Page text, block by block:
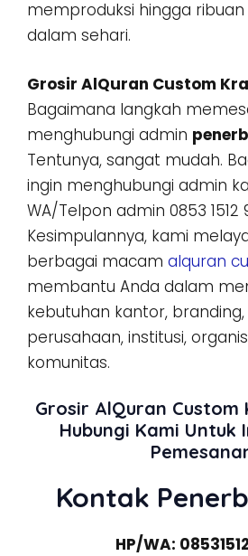
memproduksi hingga
dalam sehari.
Grosir AlQuran Custom
Bagaimana langkah
menghubungi admin
Tentunya, sangat mudah.
ingin menghubungi admin
WA/Telpon admin 0853 1512
Kesimpulannya, kami
berbagai macam alquran
membantu Anda dalam
kebutuhan kantor,
perusahaan, institusi,
komunitas.
Grosir AlQuran Custom
Hubungi Kami Untuk
Kontak
HP/WA: